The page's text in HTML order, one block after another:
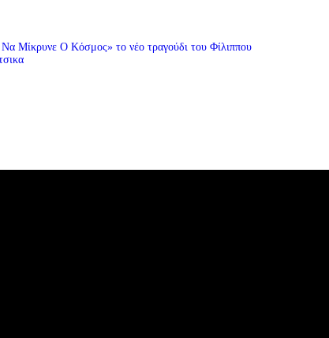
Μίκρυνε Ο Κόσμος» το νέο τραγούδι του Φίλιππου